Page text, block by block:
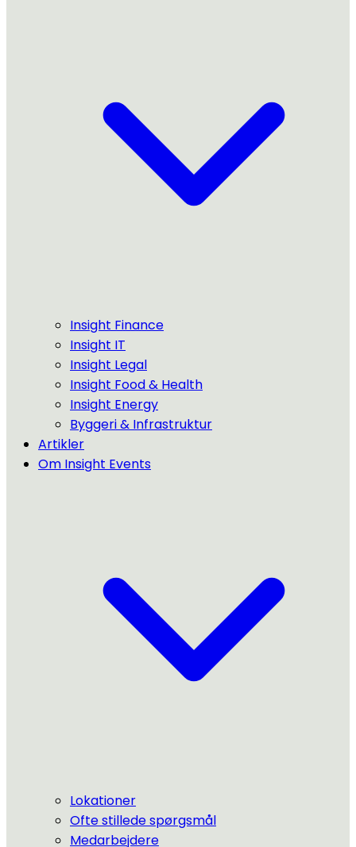
Insight Finance
Insight IT
Insight Legal
Insight Food & Health
Insight Energy
Byggeri & Infrastruktur
Artikler
Om Insight Events
Lokationer
Ofte stillede spørgsmål
Medarbejdere